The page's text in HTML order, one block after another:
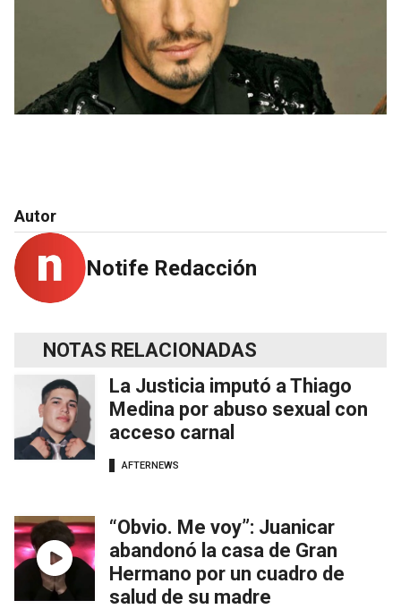
Autor
Notife Redacción
NOTAS RELACIONADAS
La Justicia imputó a Thiago
Medina por abuso sexual con
acceso carnal
AFTERNEWS
“Obvio. Me voy”: Juanicar
abandonó la casa de Gran
Hermano por un cuadro de
salud de su madre